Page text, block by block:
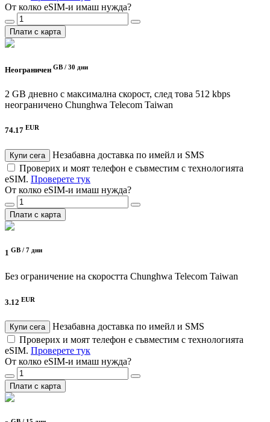
От колко eSIM-и имаш нужда?
Плати с карта
Неограничен GB / 30 дни
2 GB дневно с максимална скорост, след това 512 kbps
неограничено Chunghwa Telecom Taiwan
74.17 EUR
Купи сега
Незабавна доставка по имейл и SMS
Проверих и моят телефон е съвместим с технологията
eSIM. Проверете тук
От колко eSIM-и имаш нужда?
Плати с карта
1 GB / 7 дни
Без ограничение на скоростта Chunghwa Telecom Taiwan
3.12 EUR
Купи сега
Незабавна доставка по имейл и SMS
Проверих и моят телефон е съвместим с технологията
eSIM. Проверете тук
От колко eSIM-и имаш нужда?
Плати с карта